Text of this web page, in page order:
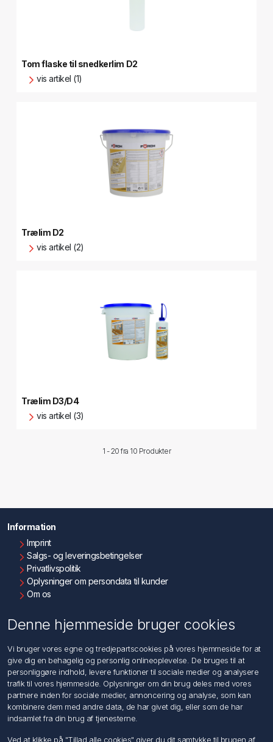
Tom flaske til snedkerlim D2
vis artikel (1)
Trælim D2
vis artikel (2)
Trælim D3/D4
vis artikel (3)
1 - 20 fra 10 Produkter
Information
Imprint
Salgs- og leveringsbetingelser
Privatlivspolitik
Oplysninger om persondata til kunder
Om os
Søg
Min konto
Min konto
Ordrer
Adresser
Denne hjemmeside bruger cookies
Vi bruger vores egne og tredjepartscookies på vores hjemmeside for at
give dig en behagelig og personlig onlineoplevelse. De bruges til at
personliggøre indhold, levere funktioner til sociale medier og analysere
trafik til vores hjemmeside. Oplysninger om din brug deles med vores
partnere inden for sociale medier, annoncering og analyse, som kan
kombinere dem med andre data, de har givet dig, eller som de har
indsamlet fra din brug af tjenesterne.
Ved at klikke på "Tillad alle cookies" giver du dit samtykke til brugen af